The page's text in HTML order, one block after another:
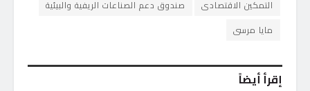
التمكين الاقتصادى
صندوق دعم الصناعات الريفية والبيئية
مايا مرسى
إقرأ أيضاً